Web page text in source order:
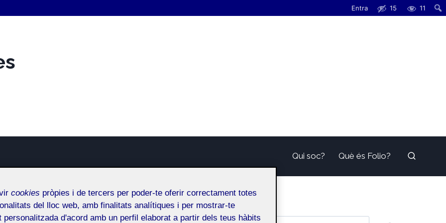
Entra 15 11
Qui soc? Què és Folio?
cookies pròpies i de tercers per poder-te oferir correctament totes
del lloc web, amb finalitats analítiques i per mostrar-te
personalitzada d'acord amb un perfil elaborat a partir dels teus hàbits